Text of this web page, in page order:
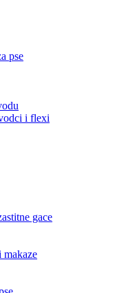
pse
i flexi
gace